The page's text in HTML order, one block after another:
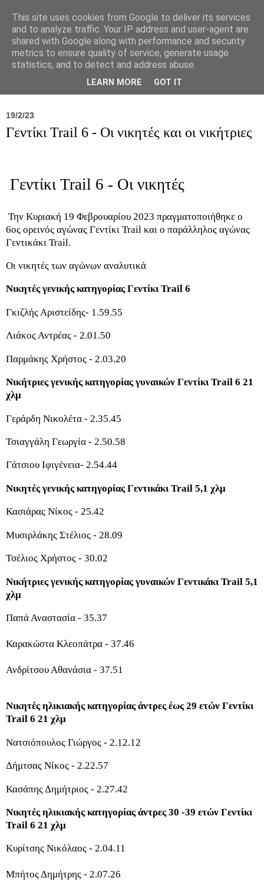
Σύλλογος Ιπποκράτειος
19/2/23
Γεντίκι Trail 6 - Οι νικητές και οι νικήτριες
Γεντίκι Trail 6 - Οι νικητές
Την Κυριακή 19 Φεβρουαρίου 2023 πραγματοποιήθηκε ο
6ος ορεινός αγώνας Γεντίκι Trail και ο παράλληλος αγώνας
Γεντικάκι Trail.
Οι νικητές των αγώνων αναλυτικά
Νικητές γενικής κατηγορίας Γεντίκι Trail 6
Γκιζλής Αριστείδης- 1.59.55
Λιάκος Αντρέας - 2.01.50
Παρμάκης Χρήστος - 2.03.20
Νικήτριες γενικής κατηγορίας γυναικών Γεντίκι Trail 6 21
χλμ
Γεράρδη Νικολέτα - 2.35.45
Τσιαγγάλη Γεωργία - 2.50.58
Γάτσιου Ιφιγένεια- 2.54.44
Νικητές γενικής κατηγορίας Γεντικάκι Trail 5,1 χλμ
Κασιάρας Νίκος - 25.42
Μυσιρλάκης Στέλιος - 28.09
Τσέλιος Χρήστος - 30.02
Νικήτριες γενικής κατηγορίας γυναικών Γεντικάκι Trail 5,1
χλμ
Παπά Αναστασία - 35.37
Καρακώστα Κλεοπάτρα - 37.46
Ανδρίτσου Αθανάσια - 37.51
Νικητές ηλικιακής κατηγορίας άντρες έως 29 ετών Γεντίκι
Trail 6 21 χλμ
Νατσιόπουλος Γιώργος - 2.12.12
Δήμτσας Νίκος - 2.22.57
Κασάπης Δημήτριος - 2.27.42
Νικητές ηλικιακής κατηγορίας άντρες 30 -39 ετών Γεντίκι
Trail 6 21 χλμ
Κυρίτσης Νικόλαος - 2.04.11
Μπήτος Δημήτρης - 2.07.26
This site uses cookies from Google to deliver its services
and to analyze traffic. Your IP address and user-agent are
shared with Google along with performance and security
metrics to ensure quality of service, generate usage
statistics, and to detect and address abuse.
LEARN MORE GOT IT